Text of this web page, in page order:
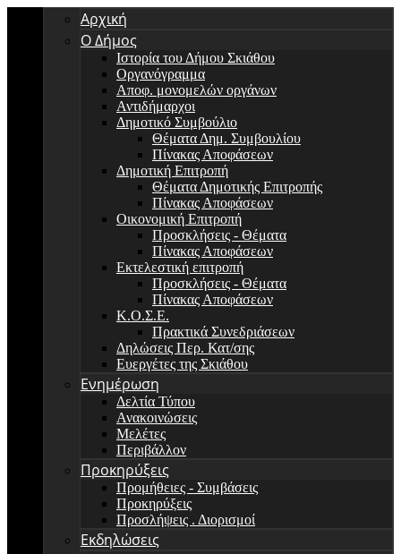
Αρχική
Ο Δήμος
Ιστορία του Δήμου Σκιάθου
Οργανόγραμμα
Αποφ. μονομελών οργάνων
Αντιδήμαρχοι
Δημοτικό Συμβούλιο
Θέματα Δημ. Συμβουλίου
Πίνακας Αποφάσεων
Δημοτική Επιτροπή
Θέματα Δημοτικής Επιτροπής
Πίνακας Αποφάσεων
Οικονομική Επιτροπή
Προσκλήσεις - Θέματα
Πίνακας Αποφάσεων
Εκτελεστική επιτροπή
Προσκλήσεις - Θέματα
Πίνακας Αποφάσεων
Κ.Ο.Σ.Ε.
Πρακτικά Συνεδριάσεων
Δηλώσεις Περ. Κατ/σης
Ευεργέτες της Σκιάθου
Ενημέρωση
Δελτία Τύπου
Ανακοινώσεις
Μελέτες
Περιβάλλον
Προκηρύξεις
Προμήθειες - Συμβάσεις
Προκηρύξεις
Προσλήψεις . Διορισμοί
Εκδηλώσεις